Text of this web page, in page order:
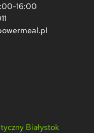
16:00
Białystok